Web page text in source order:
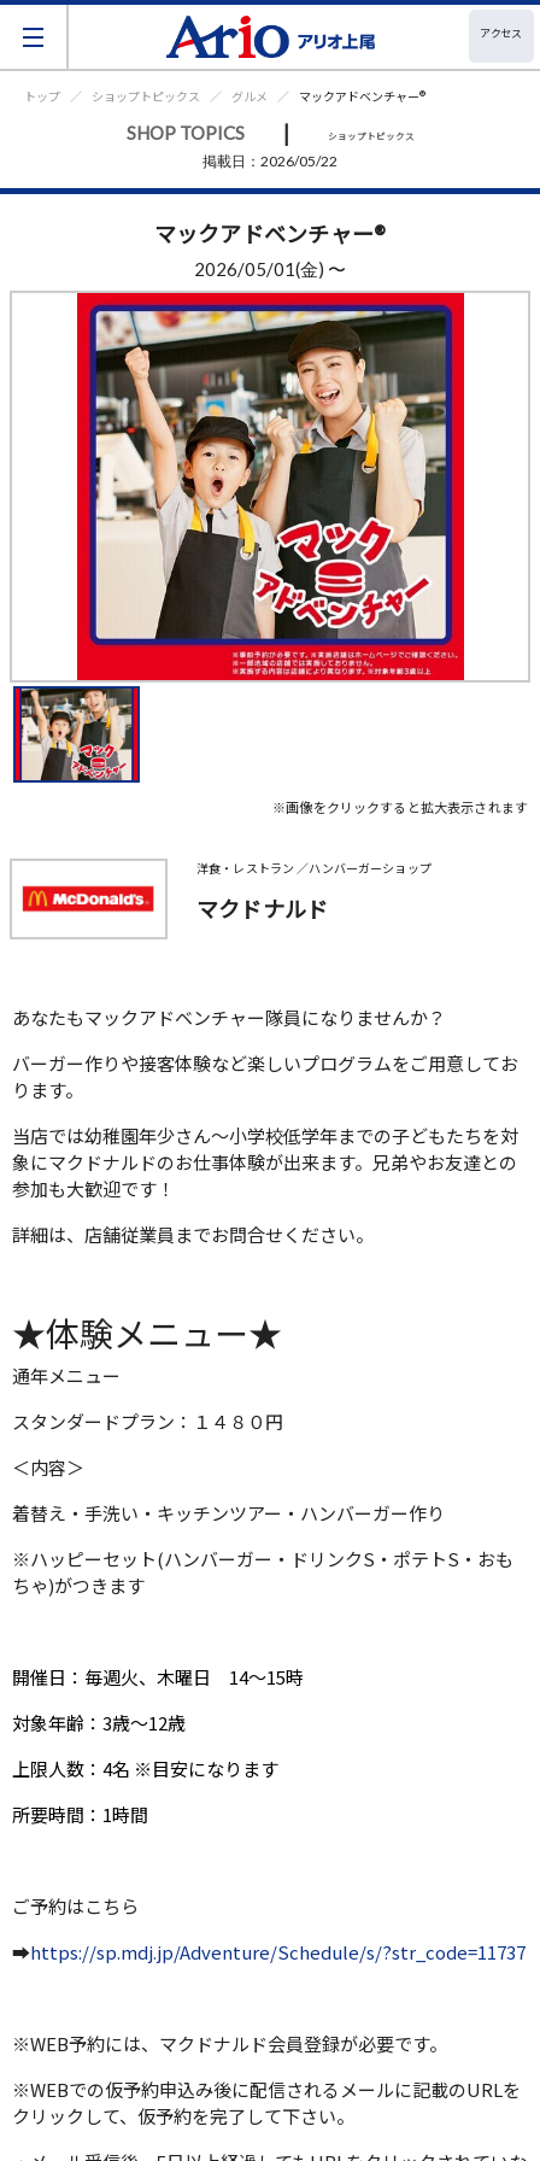
アクセス
トップ ショップトピックス グルメ マックアドベンチャー®
SHOP TOPICS | ショップトピックス
掲載日：2026/05/22
マックアドベンチャー®
2026/05/01(金) 〜
※画像をクリックすると拡大表示されます
洋食・レストラン ／ハンバーガーショップ
マクドナルド
あなたもマックアドベンチャー隊員になりませんか？
バーガー作りや接客体験など楽しいプログラムをご用意してお
ります。
当店では幼稚園年少さん～小学校低学年までの子どもたちを対
象にマクドナルドのお仕事体験が出来ます。兄弟やお友達との
参加も大歓迎です！
詳細は、店舗従業員までお問合せください。
★体験メニュー★
通年メニュー
スタンダードプラン：１４８０円
＜内容＞
着替え・手洗い・キッチンツアー・ハンバーガー作り
※ハッピーセット(ハンバーガー・ドリンクS・ポテトS・おも
ちゃ)がつきます
開催日：毎週火、木曜日 14～15時
対象年齢：3歳〜12歳
上限人数：4名 ※目安になります
所要時間：1時間
ご予約はこちら
➡https://sp.mdj.jp/Adventure/Schedule/s/?str_code=11737
※WEB予約には、マクドナルド会員登録が必要です。
※WEBでの仮予約申込み後に配信されるメールに記載のURLを
クリックして、仮予約を完了して下さい。